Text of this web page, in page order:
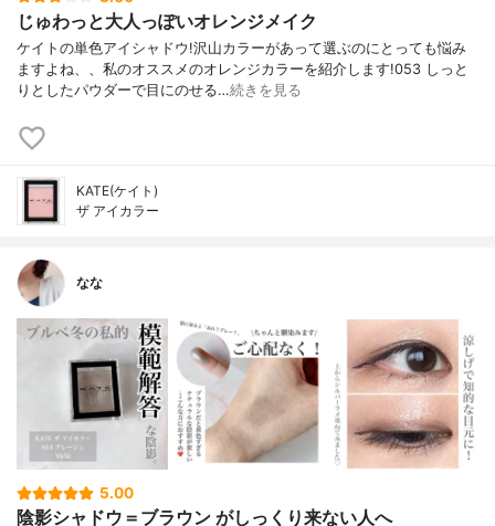
じゅわっと大人っぽいオレンジメイク
ケイトの単色アイシャドウ!沢山カラーがあって選ぶのにとっても悩み
ますよね、、私のオススメのオレンジカラーを紹介します!053 しっと
りとしたパウダーで目にのせる…続きを見る
KATE(ケイト)
ザ アイカラー
なな
5.00
陰影シャドウ＝ブラウン がしっくり来ない人へ